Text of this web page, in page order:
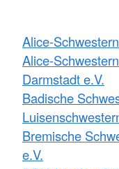
Alice-
Alice-
Darmstadt e.V.
Badische
Bremische
e.V.